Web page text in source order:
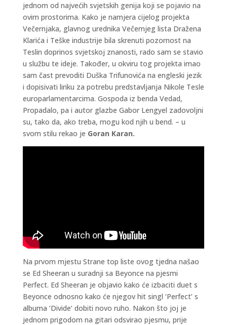
jednom od najvećih svjetskih genija koji se pojavio na
ovim prostorima. Kako je namjera cijelog projekta
Večernjaka, glavnog urednika Večernjeg lista Dražena
Klarića i Teške industrije bila skrenuti pozornost na
Teslin doprinos svjetskoj znanosti, rado sam se stavio
u službu te ideje. Također, u okviru tog projekta imao
sam čast prevoditi Duška Trifunovića na engleski jezik
i dopisivati liriku za potrebu predstavljanja Nikole Tesle
europarlamentarcima. Gospoda iz benda Vedad,
Propadalo, pa i autor glazbe Gabor Lengyel zadovoljni
su, tako da, ako treba, mogu kod njih u bend. – u
svom stilu rekao je Goran Karan.
Na prvom mjestu Strane top liste ovog tjedna našao
se Ed Sheeran u suradnji sa Beyonce na pjesmi
Perfect. Ed Sheeran je objavio kako će izbaciti duet s
Beyonce odnosno kako će njegov hit singl ‘Perfect’ s
albuma ‘Divide’ dobiti novo ruho. Nakon što joj je
jednom prigodom na gitari odsvirao pjesmu, prije